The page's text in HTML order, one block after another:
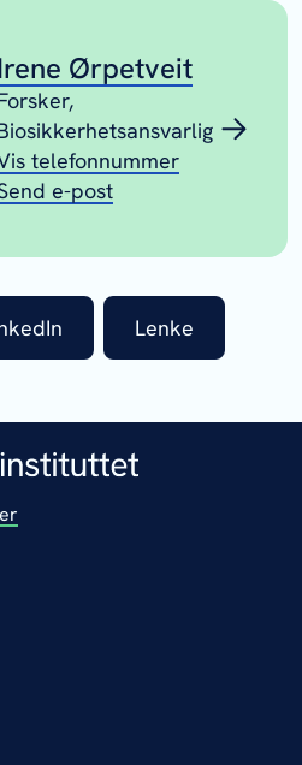
Ørpetveit
telefonnummer
e-post
Lenke